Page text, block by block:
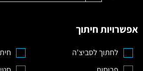
אפשרויות חיתוך
לחתוך לסביצ'ה